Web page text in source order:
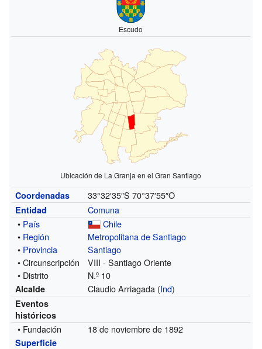
Escudo
Ubicación de La Granja en el Gran Santiago
Coordenadas 33°32′35″S 70°37′55″O
Entidad
Comuna
• País
Chile
• Región
Metropolitana de Santiago
• Provincia
Santiago
• Circunscripción
VIII - Santiago Oriente
• Distrito
N.º 10
Alcalde Claudio Arriagada (Ind)
Eventos
históricos
• Fundación 18 de noviembre de 1892
Superficie